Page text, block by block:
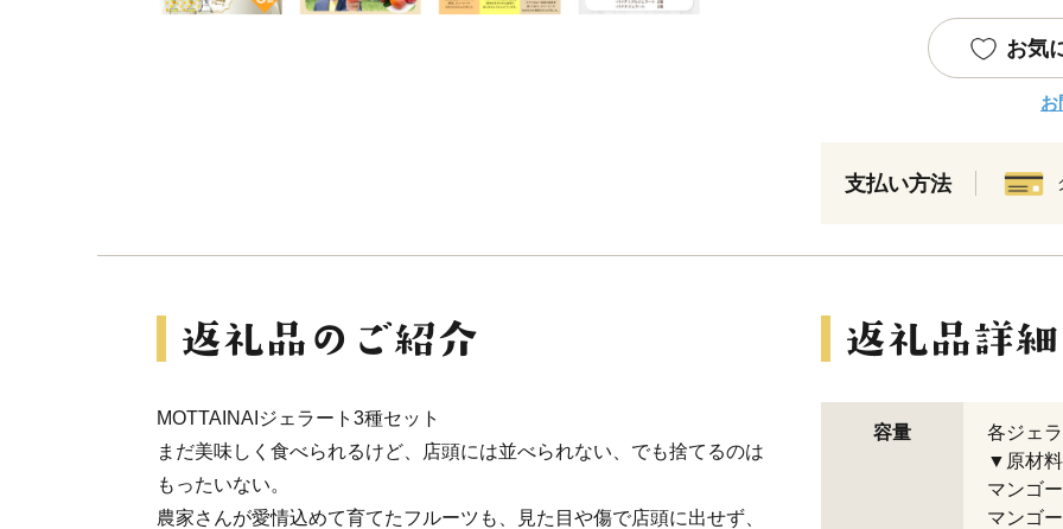
お気
お
支払い方法
MOTTAINAIジェラート3種セット
まだ美味しく食べられるけど、店頭には並べられない、でも捨てるのは
もったいない。
農家さんが愛情込めて育てたフルーツも、見た目や傷で店頭に出せず、
容量
各ジェ
▼原材
マンゴ
マンゴ